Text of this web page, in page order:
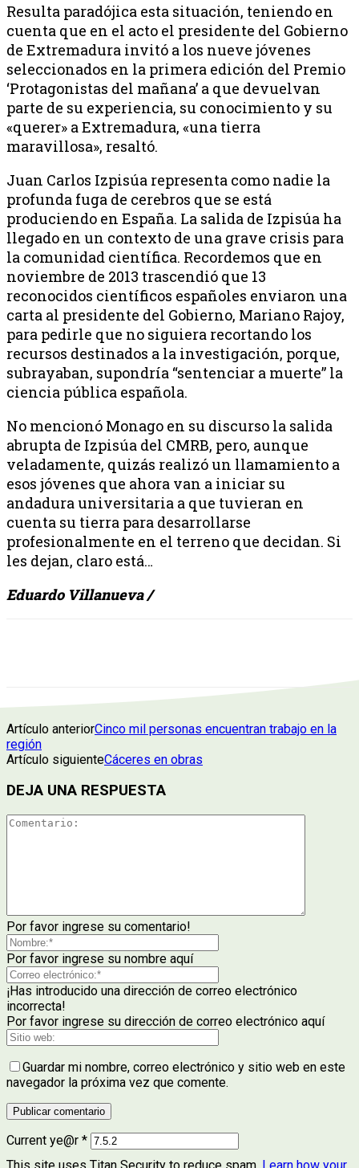
Resulta paradójica esta situación, teniendo en
cuenta que en el acto el presidente del Gobierno
de Extremadura invitó a los nueve jóvenes
seleccionados en la primera edición del Premio
‘Protagonistas del mañana’ a que devuelvan
parte de su experiencia, su conocimiento y su
«querer» a Extremadura, «una tierra
maravillosa», resaltó.
Juan Carlos Izpisúa representa como nadie la
profunda fuga de cerebros que se está
produciendo en España. La salida de Izpisúa ha
llegado en un contexto de una grave crisis para
la comunidad científica. Recordemos que en
noviembre de 2013 trascendió que 13
reconocidos científicos españoles enviaron una
carta al presidente del Gobierno, Mariano Rajoy,
para pedirle que no siguiera recortando los
recursos destinados a la investigación, porque,
subrayaban, supondría “sentenciar a muerte” la
ciencia pública española.
No mencionó Monago en su discurso la salida
abrupta de Izpisúa del CMRB, pero, aunque
veladamente, quizás realizó un llamamiento a
esos jóvenes que ahora van a iniciar su
andadura universitaria a que tuvieran en
cuenta su tierra para desarrollarse
profesionalmente en el terreno que decidan. Si
les dejan, claro está…
Eduardo Villanueva /
Artículo anteriorCinco mil personas encuentran trabajo en la
región
Artículo siguienteCáceres en obras
DEJA UNA RESPUESTA
Por favor ingrese su comentario!
Por favor ingrese su nombre aquí
¡Has introducido una dirección de correo electrónico
incorrecta!
Por favor ingrese su dirección de correo electrónico aquí
Guardar mi nombre, correo electrónico y sitio web en este
navegador la próxima vez que comente.
Current ye@r *